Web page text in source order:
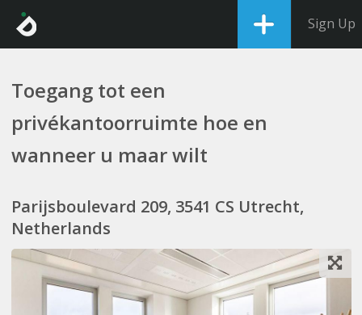
Sign Up
Toegang tot een
privékantoorruimte hoe en
wanneer u maar wilt
Parijsboulevard 209, 3541 CS Utrecht,
Netherlands